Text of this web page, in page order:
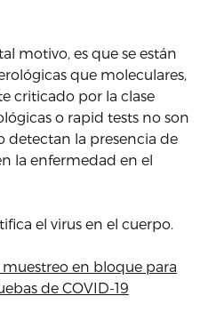
motivo, es que se están
que moleculares,
criticado por la clase
o rapid tests no son
detectan la presencia de
la enfermedad en el
el virus en el cuerpo.
muestreo en bloque para
de COVID-19